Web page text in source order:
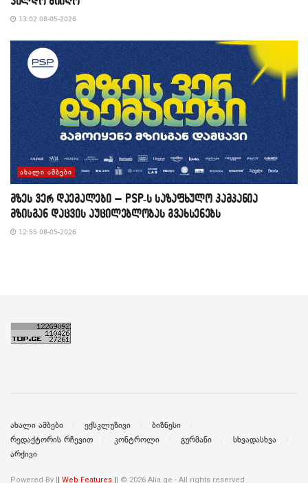
13:02 08-05-2026
ᲐᲮᲐᲚᲘ ᲐᲛᲑᲔᲑᲘ
მზეს ვერ დაემალები – PSP-ს საზაფხულო კამპანია
მზისგან დაცვის აუცილებლობას გვახსენებს
12:55 08-05-2026
ახალი ამბები ექსკლუზივი
ბიზნესი
რედაქტორის რჩევით
კონტროლი გურმანი
სხვადასხვა
არქივი
Powered By || Web Features || © 2026 Alia.ge - All rights reserved